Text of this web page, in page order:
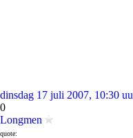
dinsdag 17 juli 2007, 10:30
0
Longmen
quote: